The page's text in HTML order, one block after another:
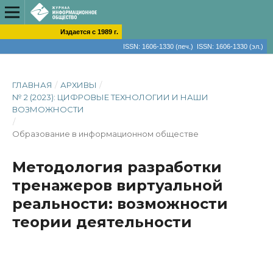
Издается с 1989 г.
ISSN: 1606-1330 (печ.) ISSN: 1606-1330 (эл.)
ГЛАВНАЯ / АРХИВЫ /
№ 2 (2023): ЦИФРОВЫЕ ТЕХНОЛОГИИ И НАШИ
ВОЗМОЖНОСТИ
/
Образование в информационном обществе
Методология разработки
тренажеров виртуальной
реальности: возможности
теории деятельности